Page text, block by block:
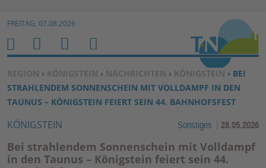
Zum Inhalt springen ↓
FREITAG, 07.08.2026
SIE BEFINDEN SICH HIER:
REGION › KÖNIGSTEIN › NACHRICHTEN › KÖNIGSTEIN › BEI
STRAHLENDEM SONNENSCHEIN MIT VOLLDAMPF IN DEN
TAUNUS – KÖNIGSTEIN FEIERT SEIN 44. BAHNHOFSFEST
KÖNIGSTEIN Sonstiges 28.05.2026
Bei strahlendem Sonnenschein mit Volldampf
in den Taunus – Königstein feiert sein 44.
H
O
M
E
M
E
N
U
S
U
C
H
E
N
B
E
N
U
E
R